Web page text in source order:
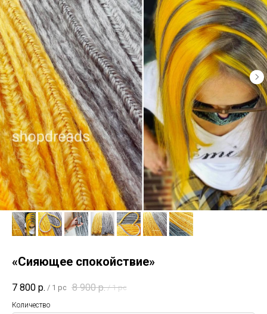
«Сияющее спокойствие»
7 800 р. / 1 pc 8 900 р. / 1 pc
Количество